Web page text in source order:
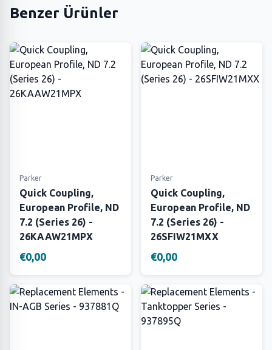
Benzer Ürünler
Parker
Quick Coupling,
European Profile, ND
7.2 (Series 26) -
26KAAW21MPX
€0,00
Parker
Quick Coupling,
European Profile, ND
7.2 (Series 26) -
26SFIW21MXX
€0,00